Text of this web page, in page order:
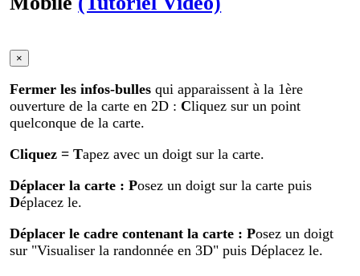
×
Fermer les infos-bullesqui apparaissent à la 1ère
ouverture de la carte en 2D :Cliquez sur un point
quelconque de la carte.
Cliquez= Tapez avec un doigt sur la carte.
Déplacer la carte : Posez un doigt sur la carte puis
Déplacez le.
Déplacer le cadre contenant la carte :Posez un doigt
sur "Visualiser la randonnée en 3D" puis Déplacez le.